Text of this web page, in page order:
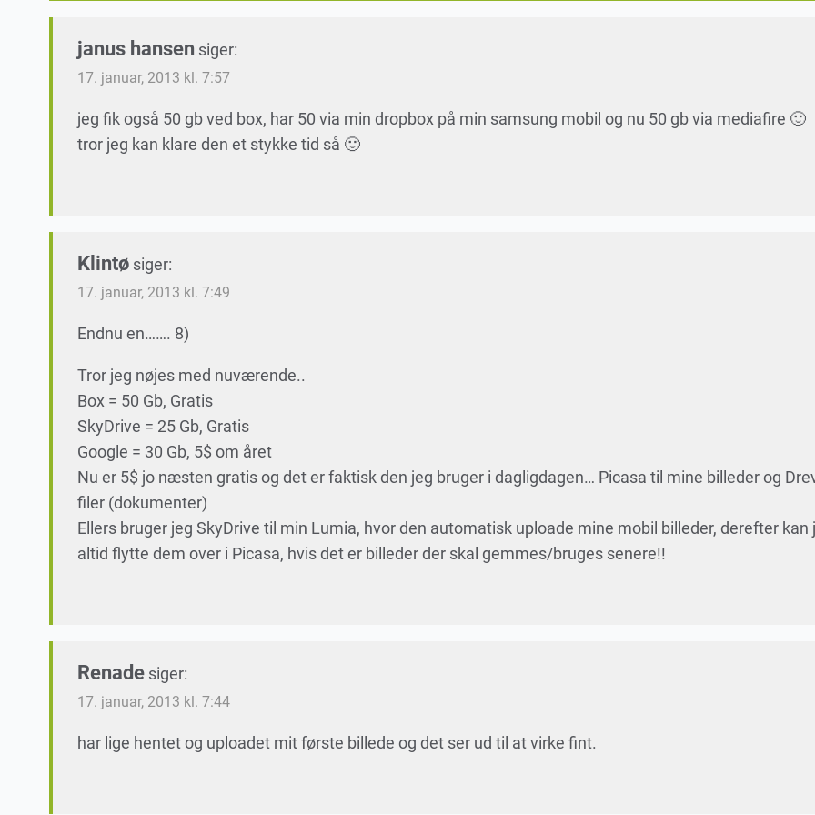
janus hansen siger:
17. januar, 2013 kl. 7:57
jeg fik også 50 gb ved box, har 50 via min dropbox på min samsung mobil og nu 50 gb via mediafire 🙂
tror jeg kan klare den et stykke tid så 🙂
Klintø siger:
17. januar, 2013 kl. 7:49
Endnu en……. 8)
Tror jeg nøjes med nuværende..
Box = 50 Gb, Gratis
SkyDrive = 25 Gb, Gratis
Google = 30 Gb, 5$ om året
Nu er 5$ jo næsten gratis og det er faktisk den jeg bruger i dagligdagen… Picasa til mine billeder og
filer (dokumenter)
Ellers bruger jeg SkyDrive til min Lumia, hvor den automatisk uploade mine mobil billeder, derefter kan
altid flytte dem over i Picasa, hvis det er billeder der skal gemmes/bruges senere!!
Renade siger:
17. januar, 2013 kl. 7:44
har lige hentet og uploadet mit første billede og det ser ud til at virke fint.